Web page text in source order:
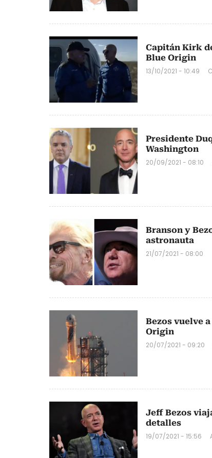
Capitán Kirk
Blue Origin
13/10/2021 - 10:49
Presidente
Washington
20/09/2021 - 08:10
Branson y
astronauta
21/07/2021 - 08:00
Bezos vuelve
Origin
20/07/2021 - 09:20
Jeff Bezos
detalles
19/07/2021 - 15:56